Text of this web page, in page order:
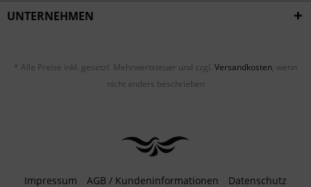
UNTERNEHMEN
* Alle Preise inkl. gesetzl. Mehrwertsteuer und zzgl. Versandkosten, wenn
nicht anders beschrieben
Impressum AGB / Kundeninformationen Datenschutz